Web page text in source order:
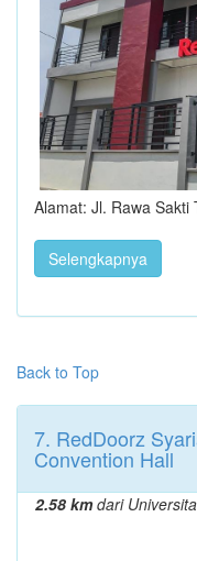
Alamat: Jl. Rawa Sakti
Selengkapnya
Back to Top
7. RedDoorz
Convention Hall
2.58 kmdari